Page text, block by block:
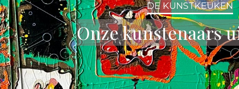
DE KUNSTKEUKEN
Onze kunstenaars